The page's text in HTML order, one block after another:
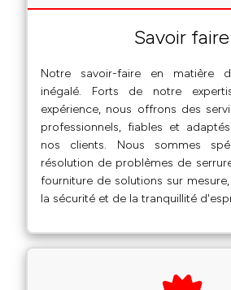
Savoir faire
Notre savoir-faire en matière
inégalé. Forts de notre
expérience, nous offrons des
professionnels, fiables et
nos clients. Nous sommes
résolution de problèmes de
fourniture de solutions sur
la sécurité et de la tranquillité